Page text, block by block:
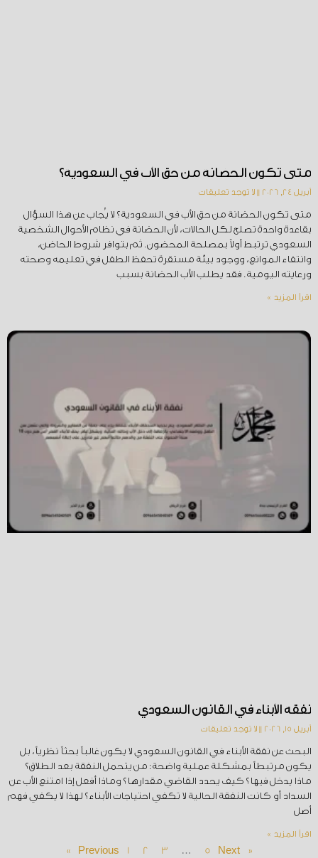
متى تكون الحضانة من حق الأب في السعودية؟
أبريل 24, 2026 لا توجد تعليقات
متى تكون الحضانة من حق الأب في السعودية؟ لا يُجاب عن هذا السؤال
بقاعدة واحدة تصلح لكل الحالات، لأن الحضانة في نظام الأحوال الشخصية
السعودي ترتبط أولاً بمصلحة المحضون. ثم بتوافر شروط الحاضن،
وانتفاء الموانع، ووجود بيئة مستقرة تحفظ الطفل في تعليمه وصحته
ورعايته اليومية. فقد يطلب الأب الحضانة بسبب
اقرأ المزيد »
نفقة الأبناء في القانون السعودي
أبريل 15, 2026 لا توجد تعليقات
البحث عن نفقة الأبناء في القانون السعودي لا يكون غالباً بحثاً نظرياً، بل
يكون مرتبطاً بمشكلة عملية واضحة: من يتحمل النفقة بعد الطلاق؟
ماذا يدخل فيها؟ كيف يحدد القاضي مقدارها؟ وماذا أفعل إذا امتنع الأب عن
السداد أو كانت النفقة الحالية لا تكفي احتياجات الأبناء؟ لهذا لا يكفي فهم
أصل
اقرأ المزيد »
« Previous
1 2 3 … 5 Next »